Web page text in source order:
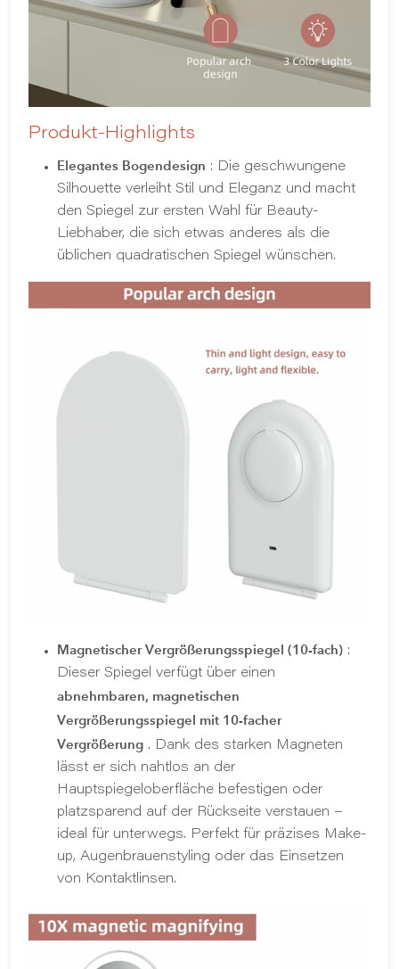
Produkt-Highlights
Elegantes Bogendesign : Die geschwungene
Silhouette verleiht Stil und Eleganz und macht
den Spiegel zur ersten Wahl für Beauty-
Liebhaber, die sich etwas anderes als die
üblichen quadratischen Spiegel wünschen.
Magnetischer Vergrößerungsspiegel (10-fach) :
Dieser Spiegel verfügt über einen
abnehmbaren, magnetischen
Vergrößerungsspiegel mit 10-facher
Vergrößerung . Dank des starken Magneten
lässt er sich nahtlos an der
Hauptspiegeloberfläche befestigen oder
platzsparend auf der Rückseite verstauen –
ideal für unterwegs. Perfekt für präzises Make-
up, Augenbrauenstyling oder das Einsetzen
von Kontaktlinsen.